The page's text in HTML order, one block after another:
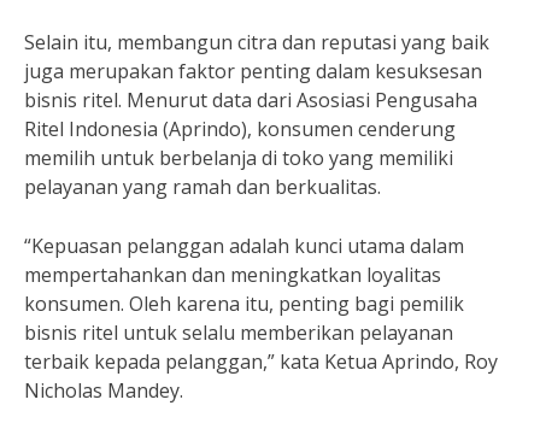
Selain itu, membangun citra dan reputasi yang baik
juga merupakan faktor penting dalam kesuksesan
bisnis ritel. Menurut data dari Asosiasi Pengusaha
Ritel Indonesia (Aprindo), konsumen cenderung
memilih untuk berbelanja di toko yang memiliki
pelayanan yang ramah dan berkualitas.
“Kepuasan pelanggan adalah kunci utama dalam
mempertahankan dan meningkatkan loyalitas
konsumen. Oleh karena itu, penting bagi pemilik
bisnis ritel untuk selalu memberikan pelayanan
terbaik kepada pelanggan,” kata Ketua Aprindo, Roy
Nicholas Mandey.